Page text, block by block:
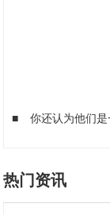
■ 你还认为他们
热门资讯